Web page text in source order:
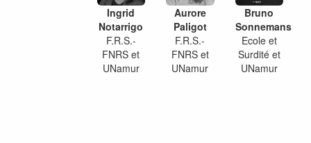
Ingrid
Notarrigo
F.R.S.-
FNRS et
UNamur
Aurore
Paligot
F.R.S.-
FNRS et
UNamur
Bruno
Sonnemans
Ecole et
Surdité et
UNamur